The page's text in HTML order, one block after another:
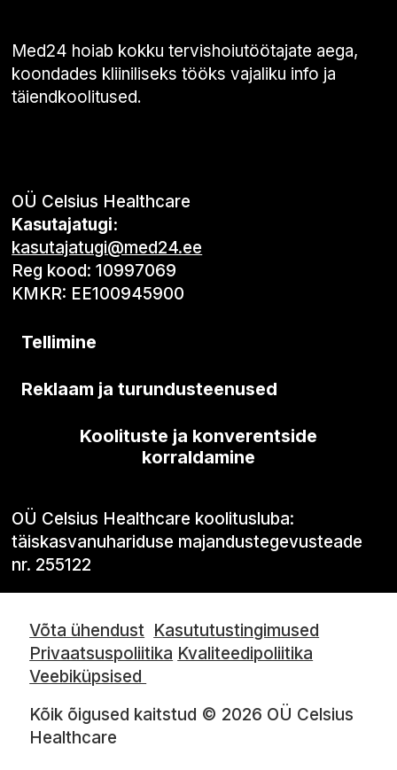
Med24 hoiab kokku tervishoiutöötajate aega,
koondades kliiniliseks tööks vajaliku info ja
täiendkoolitused.
OÜ Celsius Healthcare
Kasutajatugi:
kasutajatugi@med24.ee
Reg kood: 10997069
KMKR: EE100945900
Tellimine
Reklaam ja turundusteenused
Koolituste ja konverentside
korraldamine
OÜ Celsius Healthcare koolitusluba:
täiskasvanuhariduse majandustegevusteade
nr. 255122
Võta ühendust Kasututustingimused
Privaatsuspoliitika Kvaliteedipoliitika
Veebiküpsised
Kõik õigused kaitstud © 2026 OÜ Celsius
Healthcare